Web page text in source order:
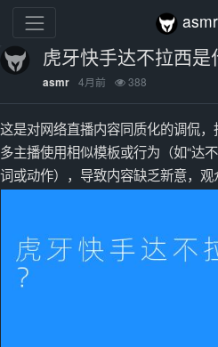
虎牙快手达不拉西是
asmr 4月前 388
这是对网络直播内容同质化的调侃
多主播使用相似模板或行为（如“达
词或动作），导致内容缺乏新意，观